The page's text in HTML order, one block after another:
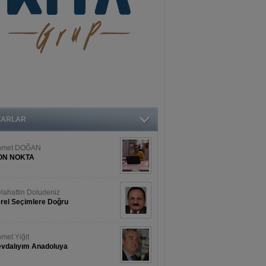
DOĞAN
NOKTA
Doludeniz
Seçimlere Doğru
Yiğit
Anadoluya